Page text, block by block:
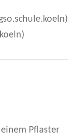
Pflaster